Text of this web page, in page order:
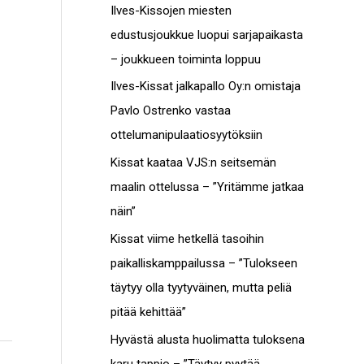
c
h
f
o
r
Ilves-Kissojen miesten
edustusjoukkue luopui sarjapaikasta
– joukkueen toiminta loppuu
Ilves-Kissat jalkapallo Oy:n omistaja
Pavlo Ostrenko vastaa
ottelumanipulaatiosyytöksiin
Kissat kaataa VJS:n seitsemän
maalin ottelussa – ”Yritämme jatkaa
näin”
Kissat viime hetkellä tasoihin
paikalliskamppailussa – ”Tulokseen
täytyy olla tyytyväinen, mutta peliä
pitää kehittää”
Hyvästä alusta huolimatta tuloksena
t
o